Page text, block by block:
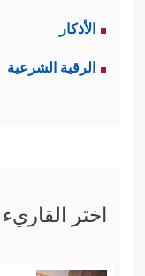
الأذكار
الرقية الشرعية
اختر القاريء